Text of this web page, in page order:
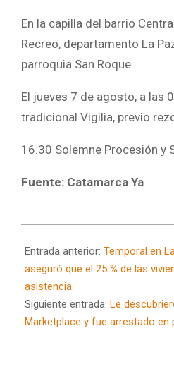
En la capilla del barrio
Recreo, departamento La
parroquia San Roque.
El jueves 7 de agosto, a las
tradicional Vigilia, previo
16.30 Solemne Procesión y
Fuente: Catamarca Ya
08-
07
Entrada anterior: Temporal en
aseguró que el 25 % de las
asistencia
Siguiente entrada: Le
Marketplace y fue arrestado en